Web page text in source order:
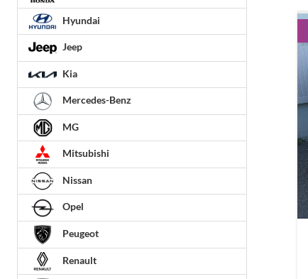
Hyundai
Jeep
Kia
Mercedes-Benz
MG
Mitsubishi
Nissan
Opel
Peugeot
Renault